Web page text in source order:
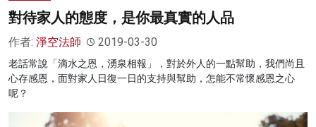
對待家人的態度，是你最真實的人品
作者: 淨空法師 2019-03-30
老話常說「滴水之恩，湧泉相報」，對於外人的一點幫助，我們尚且
心存感恩，面對家人日復一日的支持與幫助，怎能不常懷感恩之心
呢？